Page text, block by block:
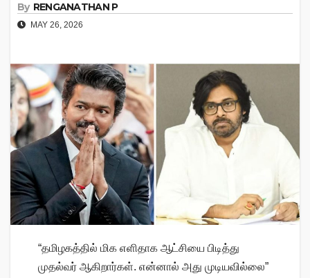
By RENGANATHAN P
MAY 26, 2026
“தமிழகத்தில் மிக எளிதாக ஆட்சியை பிடித்து
முதல்வர் ஆகிறார்கள். என்னால் அது முடியவில்லை”